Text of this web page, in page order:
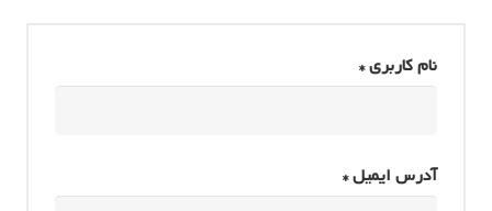
نام کاربری*
آدرس ایمیل*